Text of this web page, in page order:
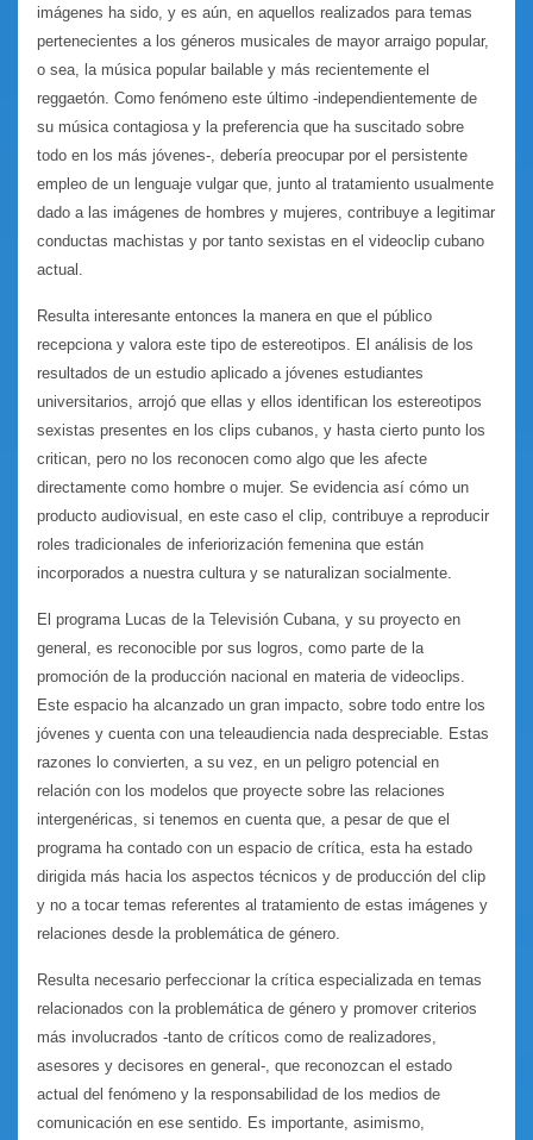
imágenes ha sido, y es aún, en aquellos realizados para temas
pertenecientes a los géneros musicales de mayor arraigo popular,
o sea, la música popular bailable y más recientemente el
reggaetón. Como fenómeno este último -independientemente de
su música contagiosa y la preferencia que ha suscitado sobre
todo en los más jóvenes-, debería preocupar por el persistente
empleo de un lenguaje vulgar que, junto al tratamiento usualmente
dado a las imágenes de hombres y mujeres, contribuye a legitimar
conductas machistas y por tanto sexistas en el videoclip cubano
actual.
Resulta interesante entonces la manera en que el público
recepciona y valora este tipo de estereotipos. El análisis de los
resultados de un estudio aplicado a jóvenes estudiantes
universitarios, arrojó que ellas y ellos identifican los estereotipos
sexistas presentes en los clips cubanos, y hasta cierto punto los
critican, pero no los reconocen como algo que les afecte
directamente como hombre o mujer. Se evidencia así cómo un
producto audiovisual, en este caso el clip, contribuye a reproducir
roles tradicionales de inferiorización femenina que están
incorporados a nuestra cultura y se naturalizan socialmente.
El programa Lucas de la Televisión Cubana, y su proyecto en
general, es reconocible por sus logros, como parte de la
promoción de la producción nacional en materia de videoclips.
Este espacio ha alcanzado un gran impacto, sobre todo entre los
jóvenes y cuenta con una teleaudiencia nada despreciable. Estas
razones lo convierten, a su vez, en un peligro potencial en
relación con los modelos que proyecte sobre las relaciones
intergenéricas, si tenemos en cuenta que, a pesar de que el
programa ha contado con un espacio de crítica, esta ha estado
dirigida más hacia los aspectos técnicos y de producción del clip
y no a tocar temas referentes al tratamiento de estas imágenes y
relaciones desde la problemática de género.
Resulta necesario perfeccionar la crítica especializada en temas
relacionados con la problemática de género y promover criterios
más involucrados -tanto de críticos como de realizadores,
asesores y decisores en general-, que reconozcan el estado
actual del fenómeno y la responsabilidad de los medios de
comunicación en ese sentido. Es importante, asimismo,